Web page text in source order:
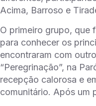
Acima, Barroso e
O primeiro grupo, que
para conhecer os
encontraram com
“Peregrinação”, na
recepção calorosa e
comunitário. Após um